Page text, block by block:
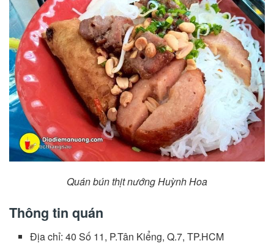
Quán bún thịt nướng Huỳnh Hoa
Thông tin quán
Địa chỉ: 40 Số 11, P.Tân Kiểng, Q.7, TP.HCM